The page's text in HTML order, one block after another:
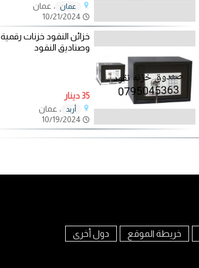
عمان ، عمان
10/21/2024
خزائن النقود خزنات رقمية
وصناديق النقود
35 دينار
أربد
، عمان
10/19/2024
خريطة الموقع دول أخرى